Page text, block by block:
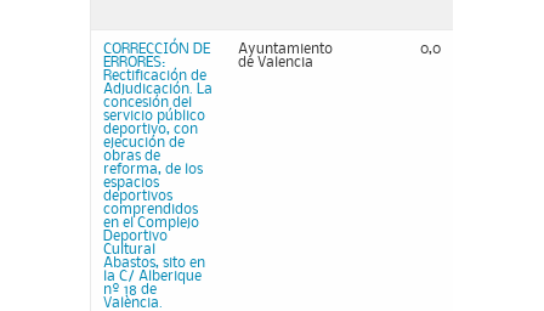
CORRECCIÓN DE
ERRORES:
Rectificación de
Adjudicación. La
concesión del
servicio público
deportivo, con
ejecución de
obras de
reforma, de los
espacios
deportivos
comprendidos
en el Complejo
Deportivo
Cultural
Abastos, sito en
la C/ Alberique
nº 18 de
València.
Ayuntamiento
de Valencia
0,0